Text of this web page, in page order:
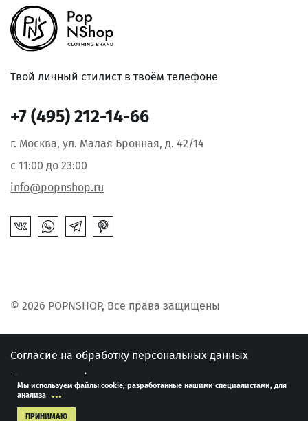
Твой личный стилист в твоём телефоне
© 2026 POPNSHOP, Все права защищены
+7 (495) 212-14-66
г. Москва, ул. Малая Бронная, д. 42/14
с 11:00 до 23:00
info@popnshop.ru
Согласие на обработку персональных данных
Политика конфиденциальности
Публичная оферта
Мы используем файлы cookie, разработанные нашими специалистами, для
анализа
...
ПРИНИМАЮ